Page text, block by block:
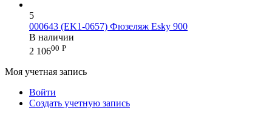
5
000643 (EK1-0657) Фюзеляж Esky 900
В наличии
2 10600 Р
Моя учетная запись
Войти
Создать учетную запись